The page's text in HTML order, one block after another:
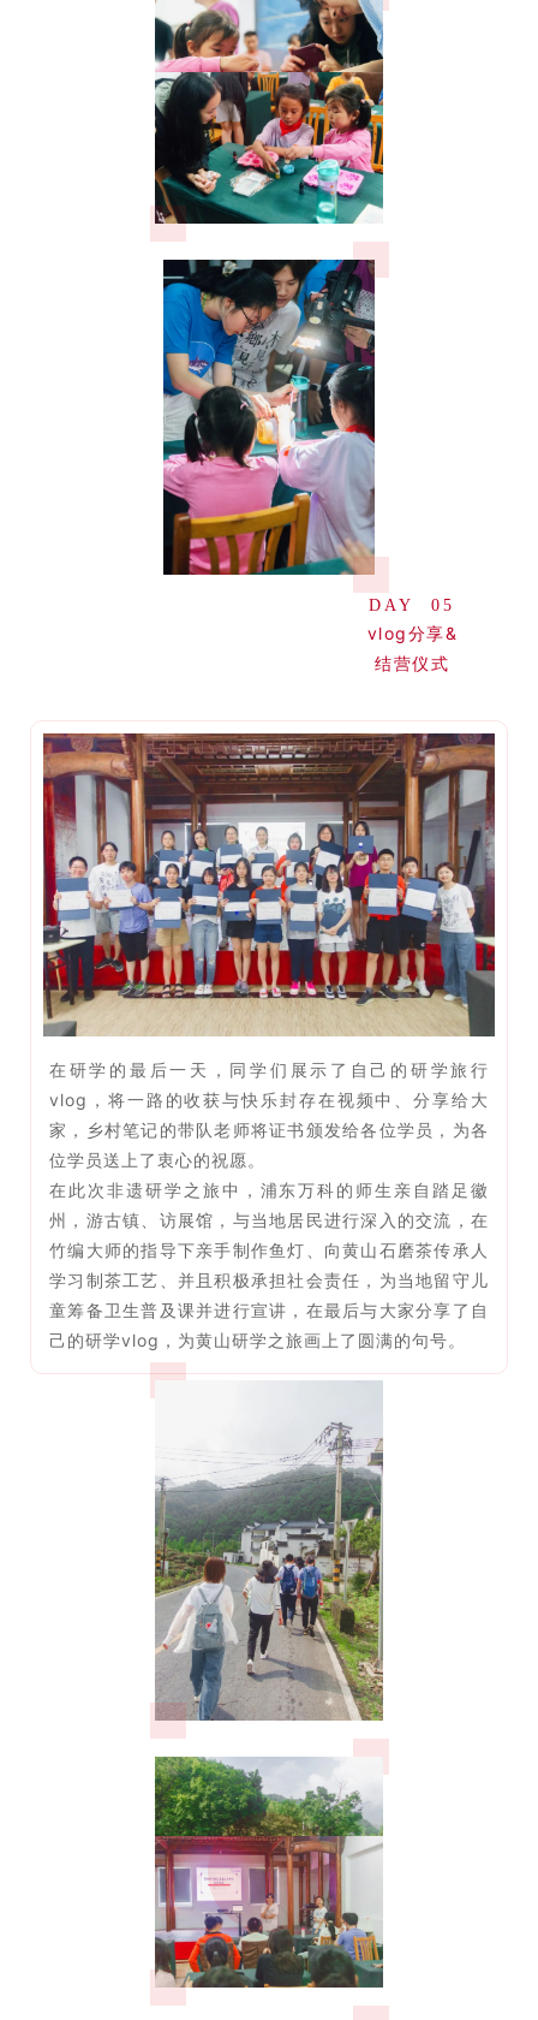
DAY 05
vlog分享&
结营仪式
在研学的最后一天，同学们展示了自己的研学旅行
vlog，将一路的收获与快乐封存在视频中、分享给大
家，乡村笔记的带队老师将证书颁发给各位学员，为各
位学员送上了衷心的祝愿。
在此次非遗研学之旅中，浦东万科的师生亲自踏足徽
州，游古镇、访展馆，与当地居民进行深入的交流，在
竹编大师的指导下亲手制作鱼灯、向黄山石磨茶传承人
学习制茶工艺、并且积极承担社会责任，为当地留守儿
童筹备卫生普及课并进行宣讲，在最后与大家分享了自
己的研学vlog，为黄山研学之旅画上了圆满的句号。